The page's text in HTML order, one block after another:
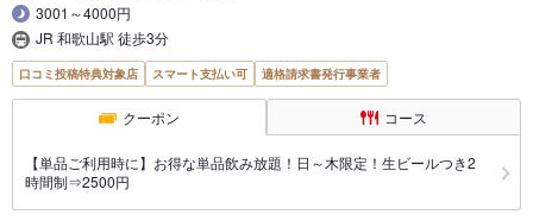
3001～4000円
JR 和歌山駅 徒歩3分
口コミ投稿特典対象店 スマート支払い可 適格請求書発行事業者
クーポン コース
【単品ご利用時に】お得な単品飲み放題！日～木限定！生ビールつき2
時間制⇒2500円